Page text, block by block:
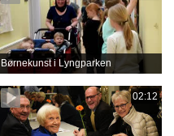
Børnekunst i Lyngparken
02:12